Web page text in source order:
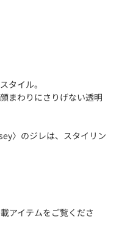
タイル。
まわりにさりげない透明
〉のジレは、スタイリン
アイテムをご覧くださ